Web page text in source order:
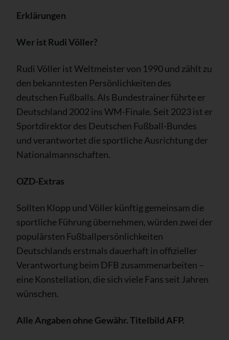
Erklärungen
Wer ist Rudi Völler?
Rudi Völler ist Weltmeister von 1990 und zählt zu
den bekanntesten Persönlichkeiten des
deutschen Fußballs. Als Bundestrainer führte er
Deutschland 2002 ins WM-Finale. Seit 2023 ist er
Sportdirektor des Deutschen Fußball-Bundes
und verantwortet die sportliche Ausrichtung der
Nationalmannschaften.
OZD-Extras
Sollten Klopp und Völler künftig gemeinsam die
sportliche Führung übernehmen, würden zwei der
populärsten Fußballpersönlichkeiten
Deutschlands erstmals dauerhaft in offizieller
Verantwortung beim DFB zusammenarbeiten –
eine Konstellation, die sich viele Fans seit Jahren
wünschen.
Alle Angaben ohne Gewähr. Titelbild AFP.